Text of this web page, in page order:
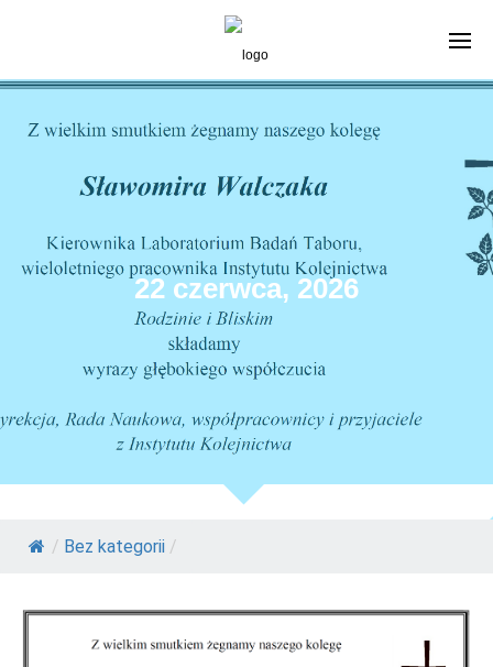
22 czerwca, 2026
/ Bez kategorii /